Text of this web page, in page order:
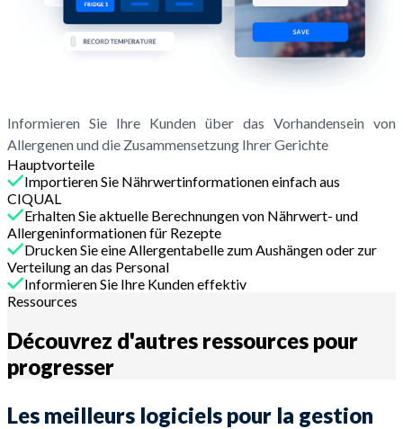
Informieren Sie Ihre Kunden über das Vorhandensein von
Allergenen und die Zusammensetzung Ihrer Gerichte
Hauptvorteile
Importieren Sie Nährwertinformationen einfach aus
CIQUAL
Erhalten Sie aktuelle Berechnungen von Nährwert- und
Allergeninformationen für Rezepte
Drucken Sie eine Allergentabelle zum Aushängen oder zur
Verteilung an das Personal
Informieren Sie Ihre Kunden effektiv
Ressources
Découvrez d'autres ressources pour
progresser
Les meilleurs logiciels pour la gestion